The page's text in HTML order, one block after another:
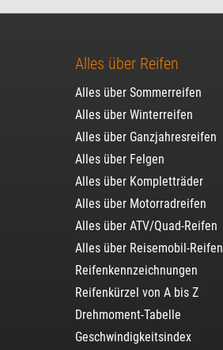
Alles über Reifen
Alles über Sommerreifen
Alles über Winterreifen
Alles über Ganzjahresreifen
Alles über Felgen
Alles über Kompletträder
Alles über Motorradreifen
Alles über ATV/Quad-Reifen
Alles über Reisemobil-Reifen
Reifenkennzeichnungen
Reifenkürzel von A bis Z
Drehmoment-Tabelle
Geschwindigkeitsindex